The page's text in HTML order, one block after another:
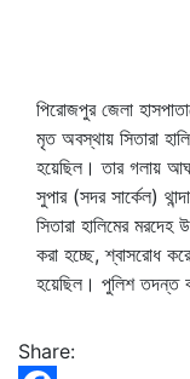
পিরোজপুর জেলা
মৃত অবস্থায় সিতারা
হয়েছিল। তার গলায়
সুপার (সদর সার্কেল)
সিতারা হালিমের মরদেহ
করা হচ্ছে, শ্বাসরোধ
হয়েছিল। পুলিশ তদন্ত
Share: